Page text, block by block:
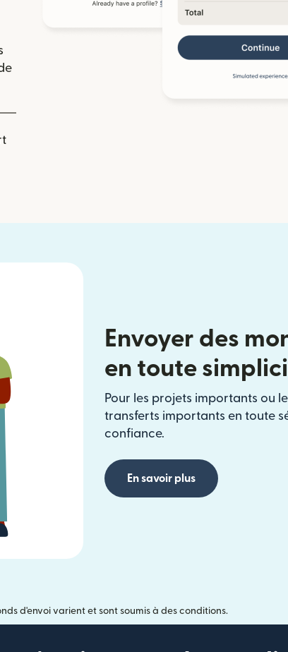
Envoyer des
en toute
Pour les projets importants ou
transferts importants en toute
confiance.
En savoir plus
d'envoi varient et sont soumis à des conditions.